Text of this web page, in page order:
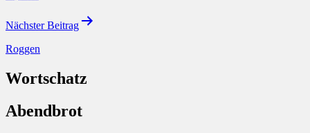
Nächster Beitrag
Roggen
Wortschatz
Abendbrot